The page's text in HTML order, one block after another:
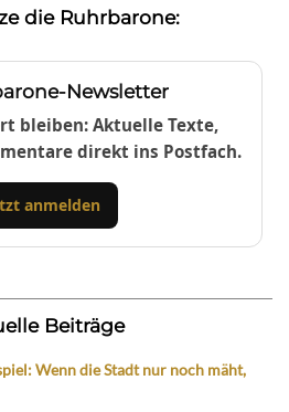
die Ruhrbarone:
Newsletter
bleiben: Aktuelle Texte,
direkt ins Postfach.
anmelden
Beiträge
Wenn die Stadt nur noch mäht,